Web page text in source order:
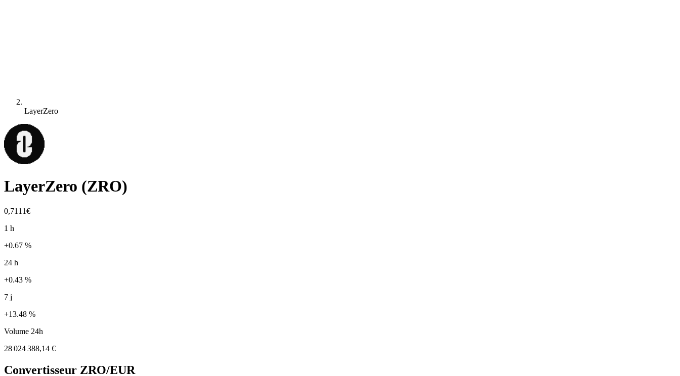
LayerZero
LayerZero (ZRO)
0,7111€
1 h
+0.67 %
24 h
+0.43 %
7 j
+13.48 %
Volume 24h
28 024 388,14 €
Convertisseur ZRO/EUR